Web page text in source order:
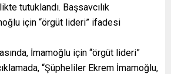
tutuklandı. Başsavcılık
için “örgüt lideri” ifadesi
İmamoğlu için “örgüt lideri”
“Şüpheliler Ekrem İmamoğlu,